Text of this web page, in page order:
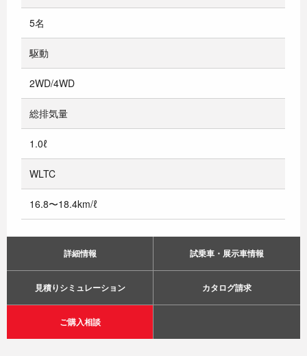
5名
駆動
2WD/4WD
総排気量
1.0ℓ
WLTC
16.8〜18.4km/ℓ
詳細情報 試乗車・展示車情報
見積りシミュレーション カタログ請求
ご購入相談